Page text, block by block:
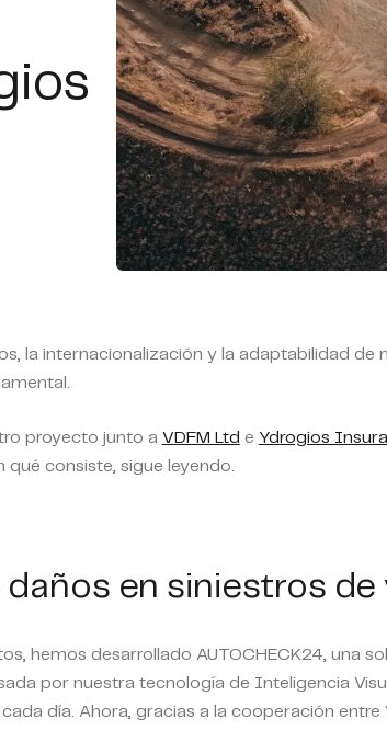
la internacionalización y la adaptabilidad de
proyecto junto a VDFM Ltd e Ydrogios
qué consiste, sigue leyendo.
en siniestros de
hemos desarrollado AUTOCHECK24, una
por nuestra tecnología de Inteligencia
día. Ahora, gracias a la cooperación entre